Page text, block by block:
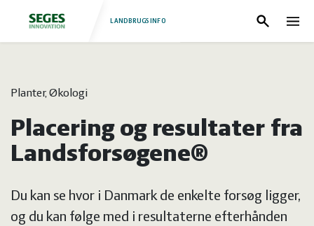
Fjerkræ
Grise
Heste
LANDBRUGSINFO Søg
Planter, Økologi
Placering og resultater fra
Landsforsøgene®
Du kan se hvor i Danmark de enkelte forsøg ligger,
og du kan følge med i resultaterne efterhånden